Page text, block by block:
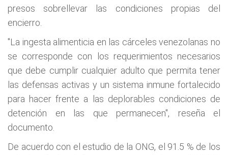
presos sobrellevar las condiciones propias del
encierro.
"La ingesta alimenticia en las cárceles venezolanas no
se corresponde con los requerimientos necesarios
que debe cumplir cualquier adulto que permita tener
las defensas activas y un sistema inmune fortalecido
para hacer frente a las deplorables condiciones de
detención en las que permanecen", reseña el
documento.
De acuerdo con el estudio de la ONG, el 91.5 % de los